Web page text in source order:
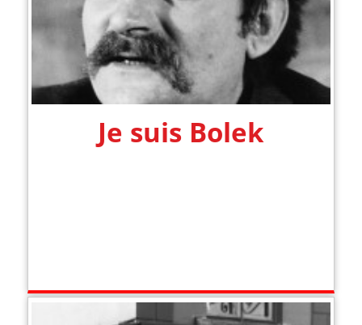
Je suis Bolek